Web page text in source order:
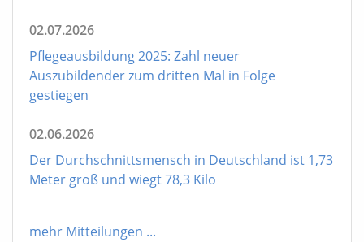
02.07.2026
Pflegeausbildung 2025: Zahl neuer
Auszubildender zum dritten Mal in Folge
gestiegen
02.06.2026
Der Durchschnittsmensch in Deutschland ist 1,73
Meter groß und wiegt 78,3 Kilo
mehr Mitteilungen ...